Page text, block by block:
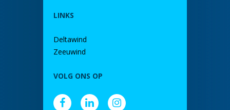
LINKS
Deltawind
Zeeuwind
VOLG ONS OP